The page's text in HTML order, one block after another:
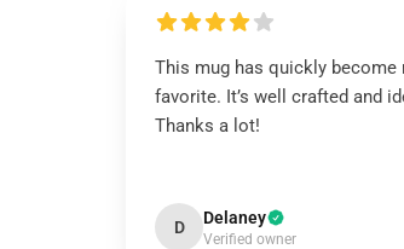
This mug has quickly become
favorite. It’s well crafted and
Thanks a lot!
D Delaney
Verified owner